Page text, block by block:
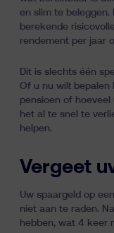
en slim te beleggen.
berekende
rendement per jaar
Dit is slechts één
Of u nu wilt bepalen
pensioen of
het al te snel te
helpen.
Vergeet
Uw spaargeld op
niet aan te raden.
hebben, wat 4 keer